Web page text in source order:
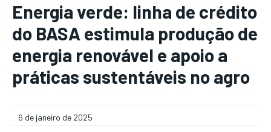
Energia verde: linha de crédito
do BASA estimula produção de
energia renovável e apoio a
práticas sustentáveis no agro
6 de janeiro de 2025